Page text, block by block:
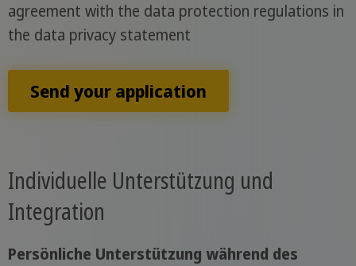
agreement with the data protection regulations in
the data privacy statement
Send your application
Individuelle Unterstützung und
Integration
Persönliche Unterstützung während des